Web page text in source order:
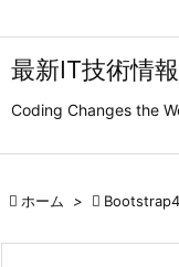
最新IT技術情
Coding Changes the
 ホーム >  Bootstrap4